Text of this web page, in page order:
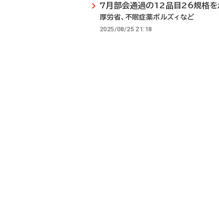
7月部会通過の12品目26規格を
厚労省、不眠症薬ボルズィなど
2025/08/25 21:18